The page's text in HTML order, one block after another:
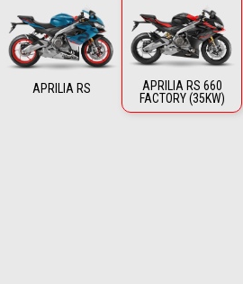
APRILIA RS
APRILIA RS 660
FACTORY (35KW)